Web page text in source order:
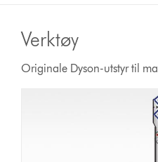
Verktøy
Originale Dyson-utstyr til